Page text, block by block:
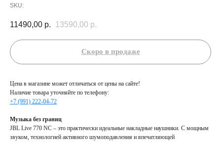
SKU:
11490,00 р. 13590,00 р.
Цена в магазине может отличаться от цены на сайте!
Наличие товара уточняйте по телефону:
+7 (991) 222-04-72
Музыка без границ
JBL Live 770 NC – это практически идеальные накладные наушники. С мощным
звуком, технологией активного шумоподавления и впечатляющей